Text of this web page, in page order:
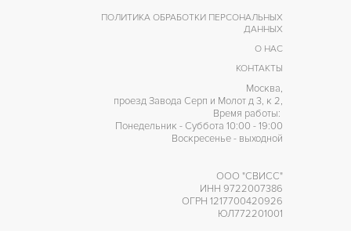
ПОЛИТИКА ОБРАБОТКИ ПЕРСОНАЛЬНЫХ
ДАННЫХ
О НАС
КОНТАКТЫ
Москва,
проезд Завода Серп и Молот д 3, к 2,
Время работы:
Понедельник - Суббота 10:00 - 19:00
Воскресенье - выходной
ООО "СВИСС"
ИНН 9722007386
ОГРН 1217700420926
ЮЛ772201001